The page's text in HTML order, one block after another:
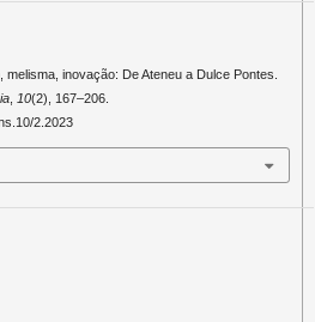
inovação: De Ateneu a Dulce Pontes.
, 10(2), 167–206.
2.2023